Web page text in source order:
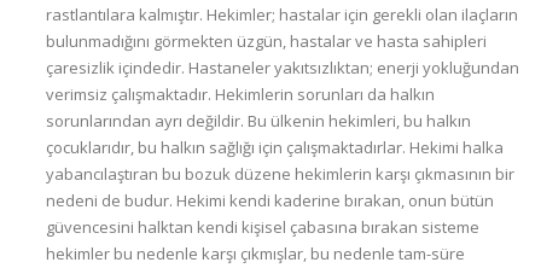
rastlantılara kalmıştır. Hekimler; hastalar için gerekli olan ilaçların
bulunmadığını görmekten üzgün, hastalar ve hasta sahipleri
çaresizlik içindedir. Hastaneler yakıtsızlıktan; enerji yokluğundan
verimsiz çalışmaktadır. Hekimlerin sorunları da halkın
sorunlarından ayrı değildir. Bu ülkenin hekimleri, bu halkın
çocuklarıdır, bu halkın sağlığı için çalışmaktadırlar. Hekimi halka
yabancılaştıran bu bozuk düzene hekimlerin karşı çıkmasının bir
nedeni de budur. Hekimi kendi kaderine bırakan, onun bütün
güvencesini halktan kendi kişisel çabasına bırakan sisteme
hekimler bu nedenle karşı çıkmışlar, bu nedenle tam-süre